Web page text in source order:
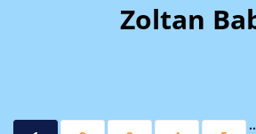
Zoltan